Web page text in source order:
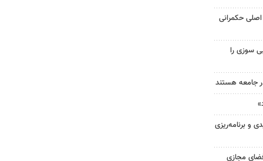
حکمرانی
سوزی را
جامعه هستند
و برنامه‌ریزی
مجازی